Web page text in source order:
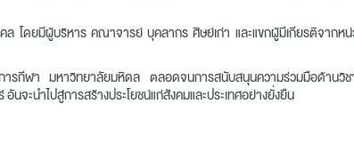
ยมีผู้บริหาร คณาจารย์ บุคลากร ศิษย์เก่า และแขกผู้มีเกียรติจากหน่
การกีฬา มหาวิทยาลัยมหิดล ตลอดจนการสนับสนุนความร่วมมือด้า
ะนำไปสู่การสร้างประโยชน์แก่สังคมและประเทศอย่างยั่งยืน